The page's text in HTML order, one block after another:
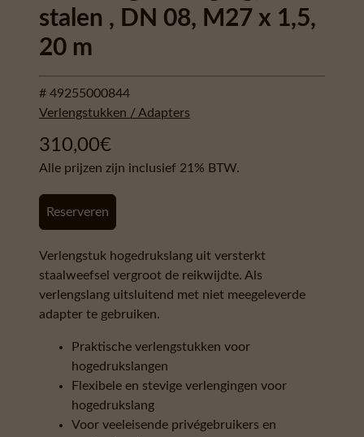
stalen , DN 08, M27 x 1,5,
20 m
# 49255000844
Verlengstukken / Adapters
310,00€
Alle prijzen zijn inclusief 21% BTW.
Reserveren
Verlengstuk hogedrukslang uit versterkt
staalweefsel vergroot de reikwijdte. Als
verlengslang uitsluitend met niet meegeleverde
adapter te gebruiken.
Praktische verlengstukken voor
hogedrukslangen
Flexibele en stevige verlengingen voor
hogedrukslang
Voor veeleisende privégebruikers en